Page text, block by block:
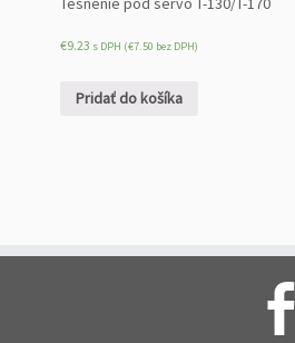
€9.23 s DPH (€7.50 bez DPH)
Pridať do košíka